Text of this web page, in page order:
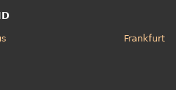
Frankfurt